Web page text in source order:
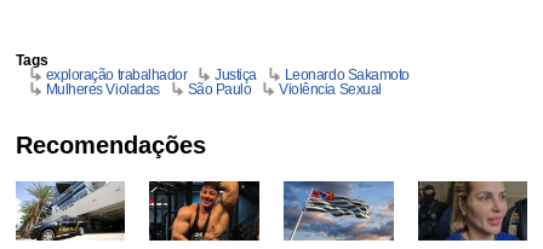
Tags
exploração trabalhador
Justiça
Leonardo Sakamoto
Mulheres Violadas
São Paulo Violência Sexual
Recomendações